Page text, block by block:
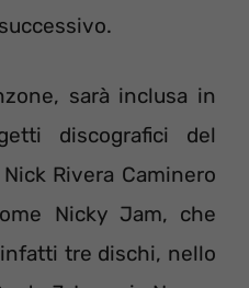
sarà inclusa in
discografici del
Rivera Caminero
Nicky Jam, che
tre dischi, nello